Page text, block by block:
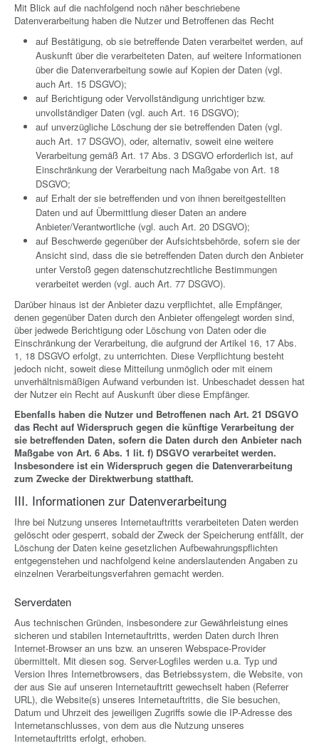
Mit Blick auf die nachfolgend noch näher beschriebene
Datenverarbeitung haben die Nutzer und Betroffenen das Recht
auf Bestätigung, ob sie betreffende Daten verarbeitet werden, auf
Auskunft über die verarbeiteten Daten, auf weitere Informationen
über die Datenverarbeitung sowie auf Kopien der Daten (vgl.
auch Art. 15 DSGVO);
auf Berichtigung oder Vervollständigung unrichtiger bzw.
unvollständiger Daten (vgl. auch Art. 16 DSGVO);
auf unverzügliche Löschung der sie betreffenden Daten (vgl.
auch Art. 17 DSGVO), oder, alternativ, soweit eine weitere
Verarbeitung gemäß Art. 17 Abs. 3 DSGVO erforderlich ist, auf
Einschränkung der Verarbeitung nach Maßgabe von Art. 18
DSGVO;
auf Erhalt der sie betreffenden und von ihnen bereitgestellten
Daten und auf Übermittlung dieser Daten an andere
Anbieter/Verantwortliche (vgl. auch Art. 20 DSGVO);
auf Beschwerde gegenüber der Aufsichtsbehörde, sofern sie der
Ansicht sind, dass die sie betreffenden Daten durch den Anbieter
unter Verstoß gegen datenschutzrechtliche Bestimmungen
verarbeitet werden (vgl. auch Art. 77 DSGVO).
Darüber hinaus ist der Anbieter dazu verpflichtet, alle Empfänger,
denen gegenüber Daten durch den Anbieter offengelegt worden sind,
über jedwede Berichtigung oder Löschung von Daten oder die
Einschränkung der Verarbeitung, die aufgrund der Artikel 16, 17 Abs.
1, 18 DSGVO erfolgt, zu unterrichten. Diese Verpflichtung besteht
jedoch nicht, soweit diese Mitteilung unmöglich oder mit einem
unverhältnismäßigen Aufwand verbunden ist. Unbeschadet dessen hat
der Nutzer ein Recht auf Auskunft über diese Empfänger.
Ebenfalls haben die Nutzer und Betroffenen nach Art. 21 DSGVO
das Recht auf Widerspruch gegen die künftige Verarbeitung der
sie betreffenden Daten, sofern die Daten durch den Anbieter nach
Maßgabe von Art. 6 Abs. 1 lit. f) DSGVO verarbeitet werden.
Insbesondere ist ein Widerspruch gegen die Datenverarbeitung
zum Zwecke der Direktwerbung statthaft.
III. Informationen zur Datenverarbeitung
Ihre bei Nutzung unseres Internetauftritts verarbeiteten Daten werden
gelöscht oder gesperrt, sobald der Zweck der Speicherung entfällt, der
Löschung der Daten keine gesetzlichen Aufbewahrungspflichten
entgegenstehen und nachfolgend keine anderslautenden Angaben zu
einzelnen Verarbeitungsverfahren gemacht werden.
Serverdaten
Aus technischen Gründen, insbesondere zur Gewährleistung eines
sicheren und stabilen Internetauftritts, werden Daten durch Ihren
Internet-Browser an uns bzw. an unseren Webspace-Provider
übermittelt. Mit diesen sog. Server-Logfiles werden u.a. Typ und
Version Ihres Internetbrowsers, das Betriebssystem, die Website, von
der aus Sie auf unseren Internetauftritt gewechselt haben (Referrer
URL), die Website(s) unseres Internetauftritts, die Sie besuchen,
Datum und Uhrzeit des jeweiligen Zugriffs sowie die IP-Adresse des
Internetanschlusses, von dem aus die Nutzung unseres
Internetauftritts erfolgt, erhoben.